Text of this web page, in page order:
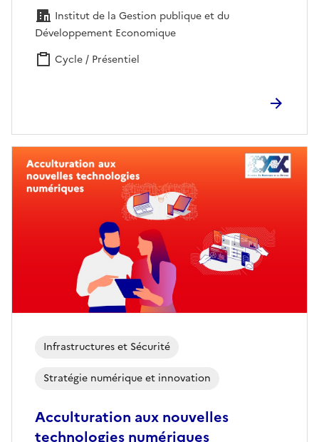
Institut de la Gestion publique et du
Développement Economique
Cycle / Présentiel
Infrastructures et Sécurité
Stratégie numérique et innovation
Acculturation aux nouvelles
technologies numériques